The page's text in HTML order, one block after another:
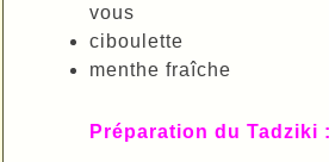
vous
ciboulette
menthe fraîche
Préparation du Tadziki :